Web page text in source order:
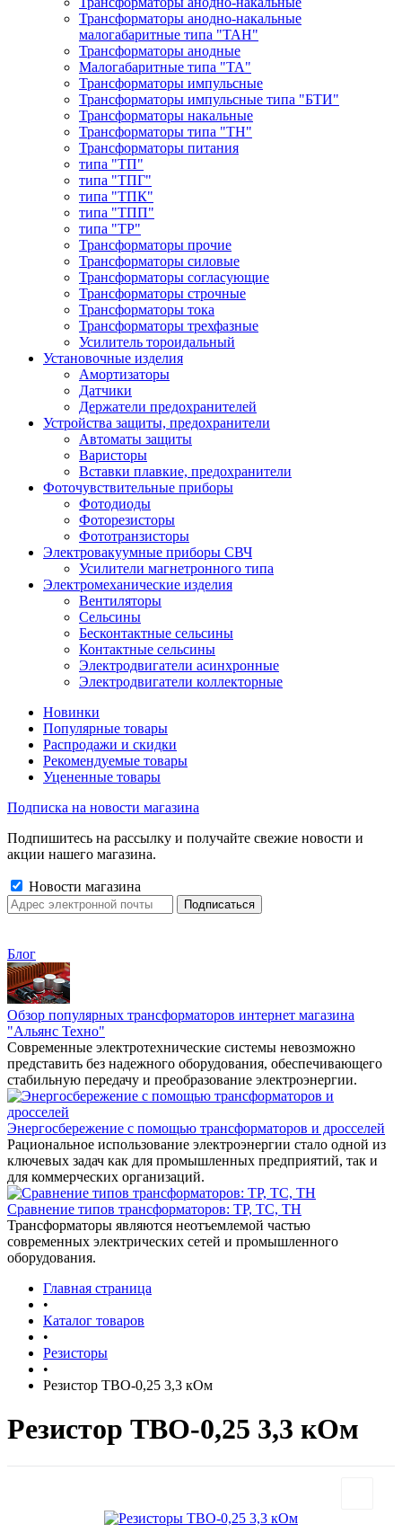
Трансформаторы анодно-накальные
малогабаритные типа "ТАН"
Трансформаторы анодные
Малогабаритные типа "ТА"
Трансформаторы импульсные
Трансформаторы импульсные типа "БТИ"
Трансформаторы накальные
Трансформаторы типа "ТН"
Трансформаторы питания
типа "ТП"
типа "ТПГ"
типа "ТПК"
типа "ТПП"
типа "ТР"
Трансформаторы прочие
Трансформаторы силовые
Трансформаторы согласующие
Трансформаторы строчные
Трансформаторы тока
Трансформаторы трехфазные
Усилитель тороидальный
Установочные изделия
Амортизаторы
Датчики
Держатели предохранителей
Устройства защиты, предохранители
Автоматы защиты
Варисторы
Вставки плавкие, предохранители
Фоточувствительные приборы
Фотодиоды
Фоторезисторы
Фототранзисторы
Электровакуумные приборы СВЧ
Усилители магнетронного типа
Электромеханические изделия
Вентиляторы
Сельсины
Бесконтактные сельсины
Контактные сельсины
Электродвигатели асинхронные
Электродвигатели коллекторные
Новинки
Популярные товары
Распродажи и скидки
Рекомендуемые товары
Уцененные товары
Подписка на новости магазина
Подпишитесь на рассылку и получайте свежие новости и
акции нашего магазина.
Новости магазина
Блог
Обзор популярных трансформаторов интернет магазина
"Альянс Техно"
Современные электротехнические системы невозможно
представить без надежного оборудования, обеспечивающего
стабильную передачу и преобразование электроэнергии.
Энергосбережение с помощью трансформаторов и дросселей
Рациональное использование электроэнергии стало одной из
ключевых задач как для промышленных предприятий, так и
для коммерческих организаций.
Сравнение типов трансформаторов: ТР, ТС, ТН
Трансформаторы являются неотъемлемой частью
современных электрических сетей и промышленного
оборудования.
Главная страница
•
Каталог товаров
•
Резисторы
•
Резистор ТВО-0,25 3,3 кОм
Резистор ТВО-0,25 3,3 кОм